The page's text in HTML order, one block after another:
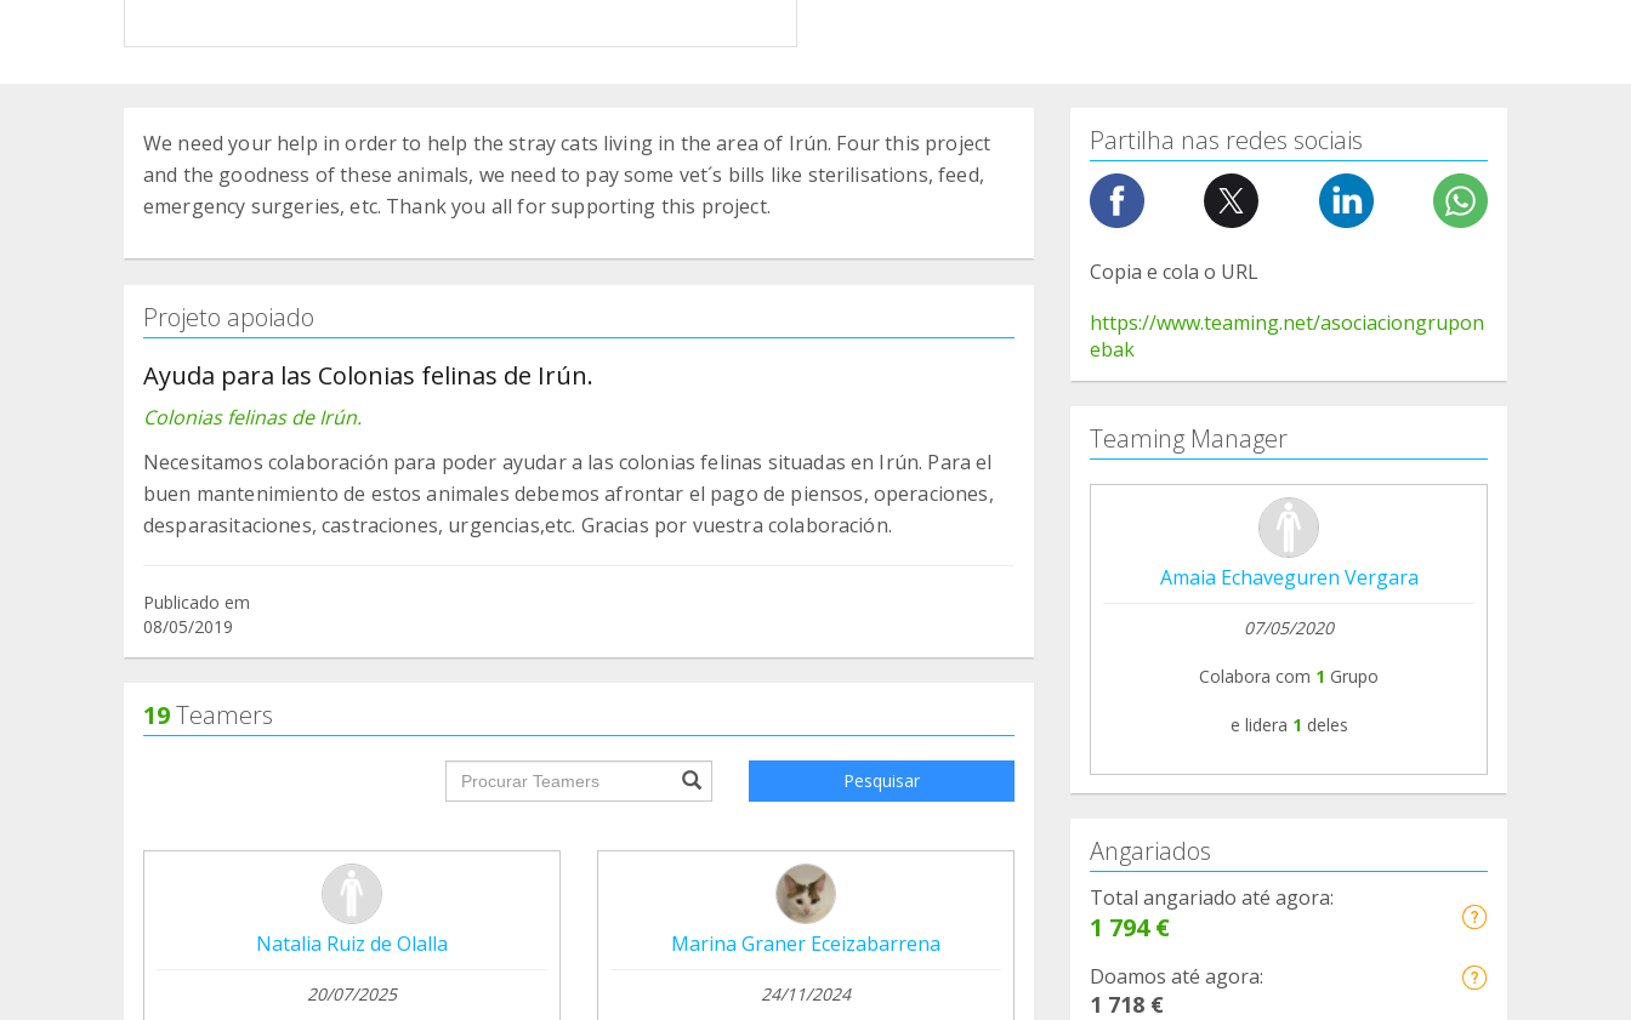
We need your help in order to help the stray cats living in the area of Irún. Four this project
and the goodness of these animals, we need to pay some vet´s bills like sterilisations, feed,
emergency surgeries, etc. Thank you all for supporting this project.
Projeto apoiado
Ayuda para las Colonias felinas de Irún.
Colonias felinas de Irún.
Necesitamos colaboración para poder ayudar a las colonias felinas situadas en Irún. Para el
buen mantenimiento de estos animales debemos afrontar el pago de piensos, operaciones,
Publicado em
08/05/2019
19Teamers
groupProfile.searchForm.search.text??? Pesquisar
Natalia Ruiz de Olalla
20/07/2025
Marina Graner Eceizabarrena
24/11/2024
Partilha nas redes sociais
Copia e cola o URL
https://www.teaming.net/asociaciongrupon
ebak
Teaming Manager
Amaia Echaveguren Vergara
07/05/2020
Colabora com 1 Grupo
e lidera 1 deles
Angariados
Total angariado até agora:
1 794 €
Doamos até agora:
1 718 €